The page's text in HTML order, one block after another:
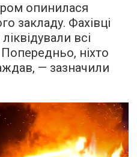
опинилася
закладу. Фахівці
всі
ніхто
— зазначили